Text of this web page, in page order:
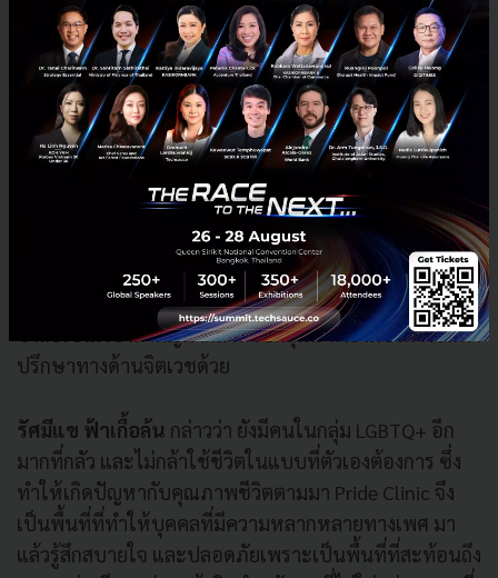
เขื่อน ภัทรดนัย เสตสุวรรณกล่าวว่า บริการของ Pride
Clinic นอกจากมีความครอบคลุมความต้องการแล้ว ทาง
โรงพยาบาลฯ ยังให้ความสำคัญกับข้อมูลความเป็นส่วนตัว
ซึ่งถือเป็นเรื่องสำคัญมากสำหรับกลุ่มนี้ ทั้งยังมีบริการให้คำ
ปรึกษาทางด้านจิตเวชด้วย
รัศมีแข ฟ้าเกื้อล้น กล่าวว่า ยังมีคนในกลุ่ม LGBTQ+ อีก
มากที่กลัว และไม่กล้าใช้ชีวิตในแบบที่ตัวเองต้องการ ซึ่ง
ทำให้เกิดปัญหากับคุณภาพชีวิตตามมา Pride Clinic จึง
เป็นพื้นที่ที่ทำให้บุคคลที่มีความหลากหลายทางเพศ มา
แล้วรู้สึกสบายใจ และปลอดภัยเพราะเป็นพื้นที่ที่สะท้อนถึง